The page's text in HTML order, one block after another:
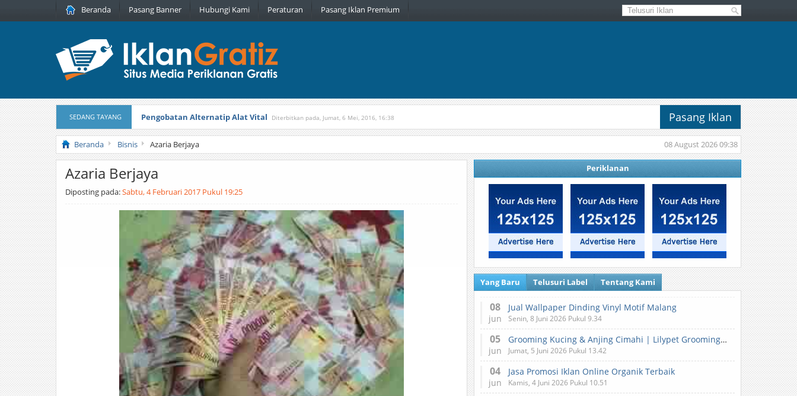
Beranda Pasang Banner Hubungi Kami Peraturan Pasang Iklan Premium
SEDANG TAYANG Pasang Iklan
Pengobatan Alternatip Alat Vital Diterbitkan pada, Jumat, 6 Mei, 2016, 16:38
Pita Cantik Pesona 08 August 2026 09:38
Beranda Bisnis Azaria Berjaya
Azaria Berjaya
Diposting pada:Sabtu, 4 Februari 2017 Pukul 19:25
Periklanan
Yang Baru Telusuri Label Tentang Kami
08
jun
Jual Wallpaper Dinding Vinyl Motif Malang
Senin, 8 Juni 2026 Pukul 9.34
05
jun
Grooming Kucing & Anjing Cimahi | Lilypet Grooming & Pet Hotel
Jumat, 5 Juni 2026 Pukul 13.42
04
jun
Jasa Promosi Iklan Online Organik Terbaik
Kamis, 4 Juni 2026 Pukul 10.51